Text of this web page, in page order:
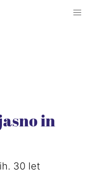
in
30 let